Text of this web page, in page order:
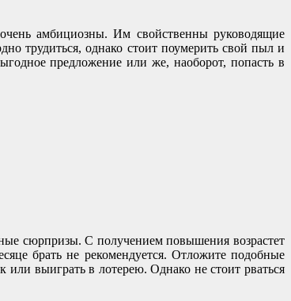
амбициозны. Им свойственны руководящие
трудиться, однако стоит поумерить свой пыл и
предложение или же, наоборот, попасть в
сюрпризы. С получением повышения возрастет
брать не рекомендуется. Отложите подобные
или выиграть в лотерею. Однако не стоит рваться